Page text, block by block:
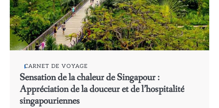
CARNET DE VOYAGE
Sensation de la chaleur de Singapour :
Appréciation de la douceur et de l’hospitalité
singapouriennes